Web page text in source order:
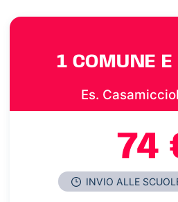
1 COMUNE E
Es.
74
INVIO ALLE